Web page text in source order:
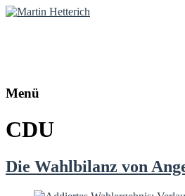
Menü
CDU
Die Wahlbilanz von